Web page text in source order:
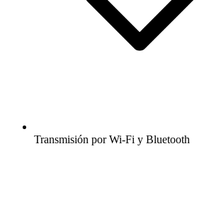
Transmisión por Wi-Fi y Bluetooth